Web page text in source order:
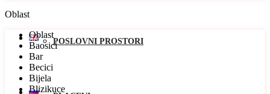
POSLOVNI PROSTORI
Oblast
Oblast
Baosici
Bar
Becici
Bijela
Blizikuce